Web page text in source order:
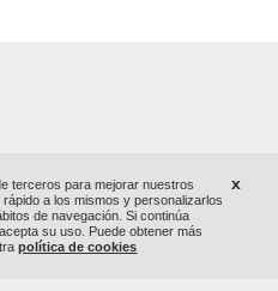
terceros para mejorar nuestros
a los mismos y personalizarlos
de navegación. Si continúa
su uso. Puede obtener más
política de cookies
x